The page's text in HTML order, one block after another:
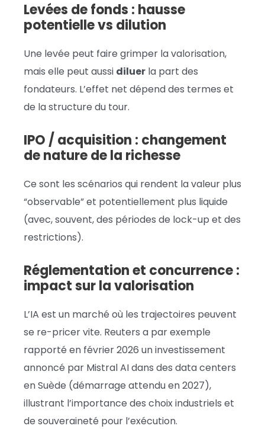
Levées de fonds : hausse
potentielle vs dilution
Une levée peut faire grimper la valorisation,
mais elle peut aussi diluer la part des
fondateurs. L’effet net dépend des termes et
de la structure du tour.
IPO / acquisition : changement
de nature de la richesse
Ce sont les scénarios qui rendent la valeur plus
“observable” et potentiellement plus liquide
(avec, souvent, des périodes de lock-up et des
restrictions).
Réglementation et concurrence :
impact sur la valorisation
L’IA est un marché où les trajectoires peuvent
se re-pricer vite. Reuters a par exemple
rapporté en février 2026 un investissement
annoncé par Mistral AI dans des data centers
en Suède (démarrage attendu en 2027),
illustrant l’importance des choix industriels et
de souveraineté pour l’exécution.